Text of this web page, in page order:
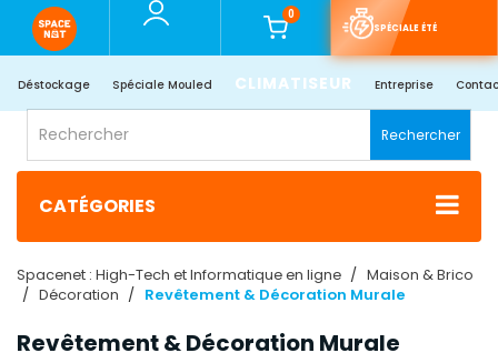
0
SPÉCIALE ÉTÉ
Déstockage Spéciale Mouled CLIMATISEUR Entreprise
Rechercher
CATÉGORIES
Spacenet : High-Tech et Informatique en ligne
Maison & Brico
Décoration
Revêtement & Décoration Murale
Revêtement & Décoration Murale